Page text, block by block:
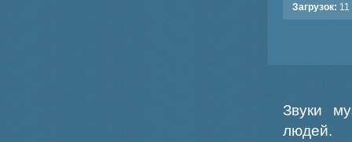
Загрузок: 11
Звуки
людей.